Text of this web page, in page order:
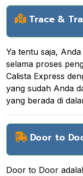
Trace &
Ya tentu saja,
selama proses
Calista Express
yang sudah Anda
yang berada di
Door to
Door to Door